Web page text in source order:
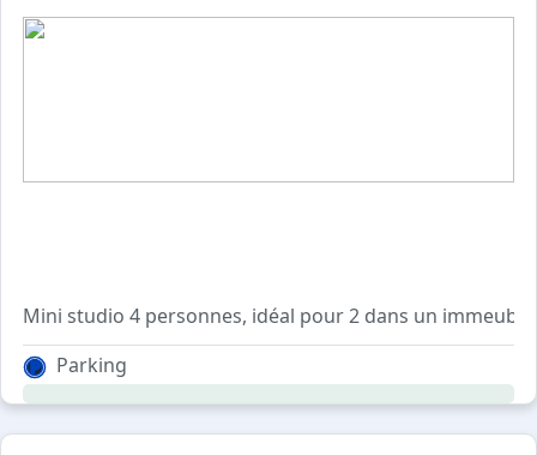
Mini studio 4 personnes, idéal pour 2 dans un
clic clac en 2 m, prévoir un grand drap.
Parking